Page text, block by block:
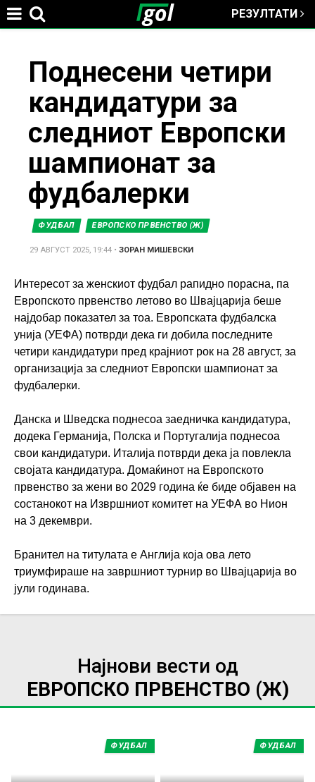
РЕЗУЛТАТИ
here
Поднесени четири
кандидатури за
следниот Европски
шампионат за
фудбалерки
ФУДБАЛ ЕВРОПСКО ПРВЕНСТВО (Ж)
29 АВГУСТ 2025, 19:44 •ЗОРАН МИШЕВСКИ
Интересот за женскиот фудбал рапидно порасна, па
Европското првенство летово во Швајцарија беше
најдобар показател за тоа. Европската фудбалска
унија (УЕФА) потврди дека ги добила последните
четири кандидатури пред крајниот рок на 28 август, за
организација за следниот Европски шампионат за
фудбалерки.
Данска и Шведска поднесоа заедничка кандидатура,
додека Германија, Полска и Португалија поднесоа
свои кандидатури. Италија потврди дека ја повлекла
својата кандидатура. Домаќинот на Европското
првенство за жени во 2029 година ќе биде објавен на
состанокот на Извршниот комитет на УЕФА во Нион
на 3 декември.
Бранител на титулата е Англија која ова лето
триумфираше на завршниот турнир во Швајцарија во
јули годинава.
Најнови вести од
ЕВРОПСКО ПРВЕНСТВО (Ж)
ФУДБАЛ ФУДБАЛ